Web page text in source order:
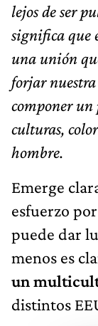
lejos de ser
significa que
una unión
forjar
componer un
culturas,
hombre.
Emerge
esfuerzo
puede dar
menos es
un
distintos